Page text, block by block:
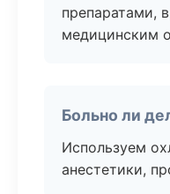
препаратами,
медицинским
Больно ли
Используем
анестетики,